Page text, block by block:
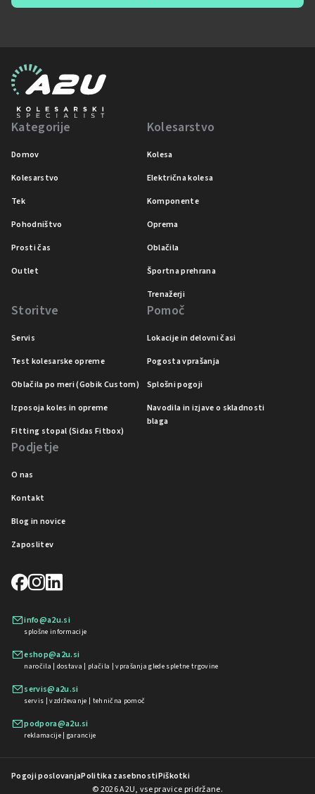
Kategorije
Domov
Kolesarstvo
Tek
Pohodništvo
Prosti čas
Outlet
Kolesarstvo
Kolesa
Električna kolesa
Komponente
Oprema
Oblačila
Športna prehrana
Trenažerji
Storitve
Servis
Test kolesarske opreme
Oblačila po meri (Gobik Custom)
Izposoja koles in opreme
Fitting stopal (Sidas Fitbox)
Pomoč
Lokacije in delovni časi
Pogosta vprašanja
Splošni pogoji
Navodila in izjave o skladnosti
blaga
Podjetje
O nas
Kontakt
Blog in novice
Zaposlitev
info@a2u.si
splošne informacije
eshop@a2u.si
naročila | dostava | plačila | vprašanja glede spletne trgovine
servis@a2u.si
servis | vzdrževanje | tehnična pomoč
podpora@a2u.si
reklamacije | garancije
Pogoji poslovanjaPolitika zasebnostiPiškotki
© 2026 A2U, vse pravice pridržane.